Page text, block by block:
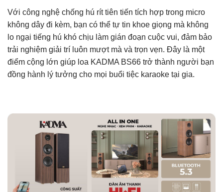
Với công nghệ chống hú rít tiên tiến tích hợp trong micro
không dây đi kèm, bạn có thể tự tin khoe giọng mà không
lo ngại tiếng hú khó chịu làm gián đoạn cuộc vui, đảm bảo
trải nghiệm giải trí luôn mượt mà và trọn vẹn. Đây là một
điểm cộng lớn giúp loa KADMA BS66 trở thành người bạn
đồng hành lý tưởng cho mọi buổi tiệc karaoke tại gia.